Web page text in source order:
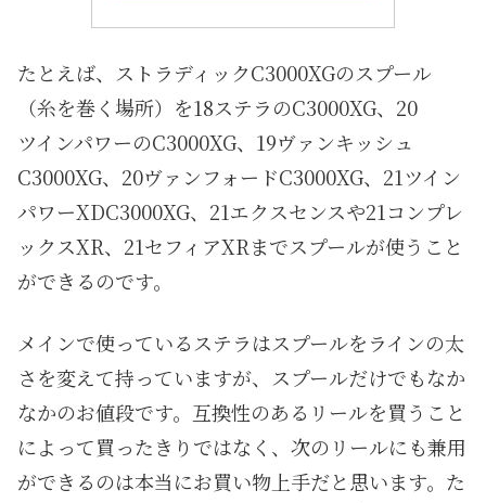
たとえば、ストラディックC3000XGのスプール
（糸を巻く場所）を18ステラのC3000XG、20
ツインパワーのC3000XG、19ヴァンキッシュ
C3000XG、20ヴァンフォードC3000XG、21ツイン
パワーXDC3000XG、21エクスセンスや21コンプレ
ックスXR、21セフィアXRまでスプールが使うこと
ができるのです。
メインで使っているステラはスプールをラインの太
さを変えて持っていますが、スプールだけでもなか
なかのお値段です。互換性のあるリールを買うこと
によって買ったきりではなく、次のリールにも兼用
ができるのは本当にお買い物上手だと思います。た